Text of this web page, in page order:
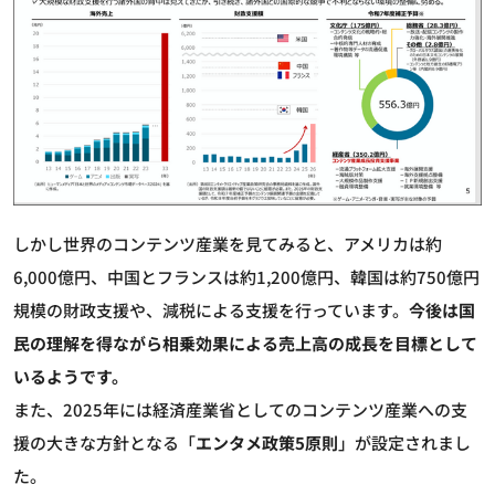
しかし世界のコンテンツ産業を見てみると、アメリカは約
6,000億円、中国とフランスは約1,200億円、韓国は約750億円
規模の財政支援や、減税による支援を行っています。 今後は国
民の理解を得ながら相乗効果による売上高の成長を目標として
いるようです。
また、2025年には経済産業省としてのコンテンツ産業への支
援の大きな方針となる「エンタメ政策5原則 」が設定されまし
た。